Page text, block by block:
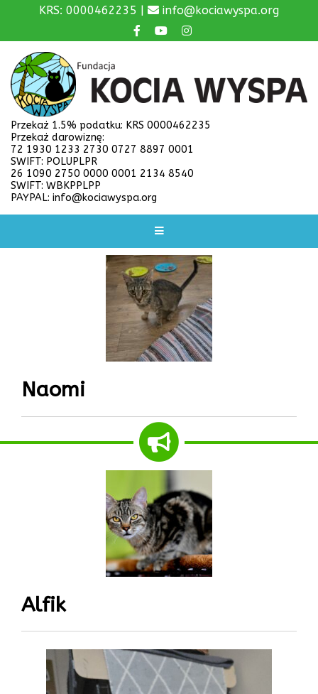
KRS: 0000462235 | info@kociawyspa.org
Przekaż 1.5% podatku: KRS 0000462235
Przekaż darowiznę:
72 1930 1233 2730 0727 8897 0001
SWIFT: POLUPLPR
26 1090 2750 0000 0001 2134 8540
SWIFT: WBKPPLPP
PAYPAL: info@kociawyspa.org
Naomi
Alfik